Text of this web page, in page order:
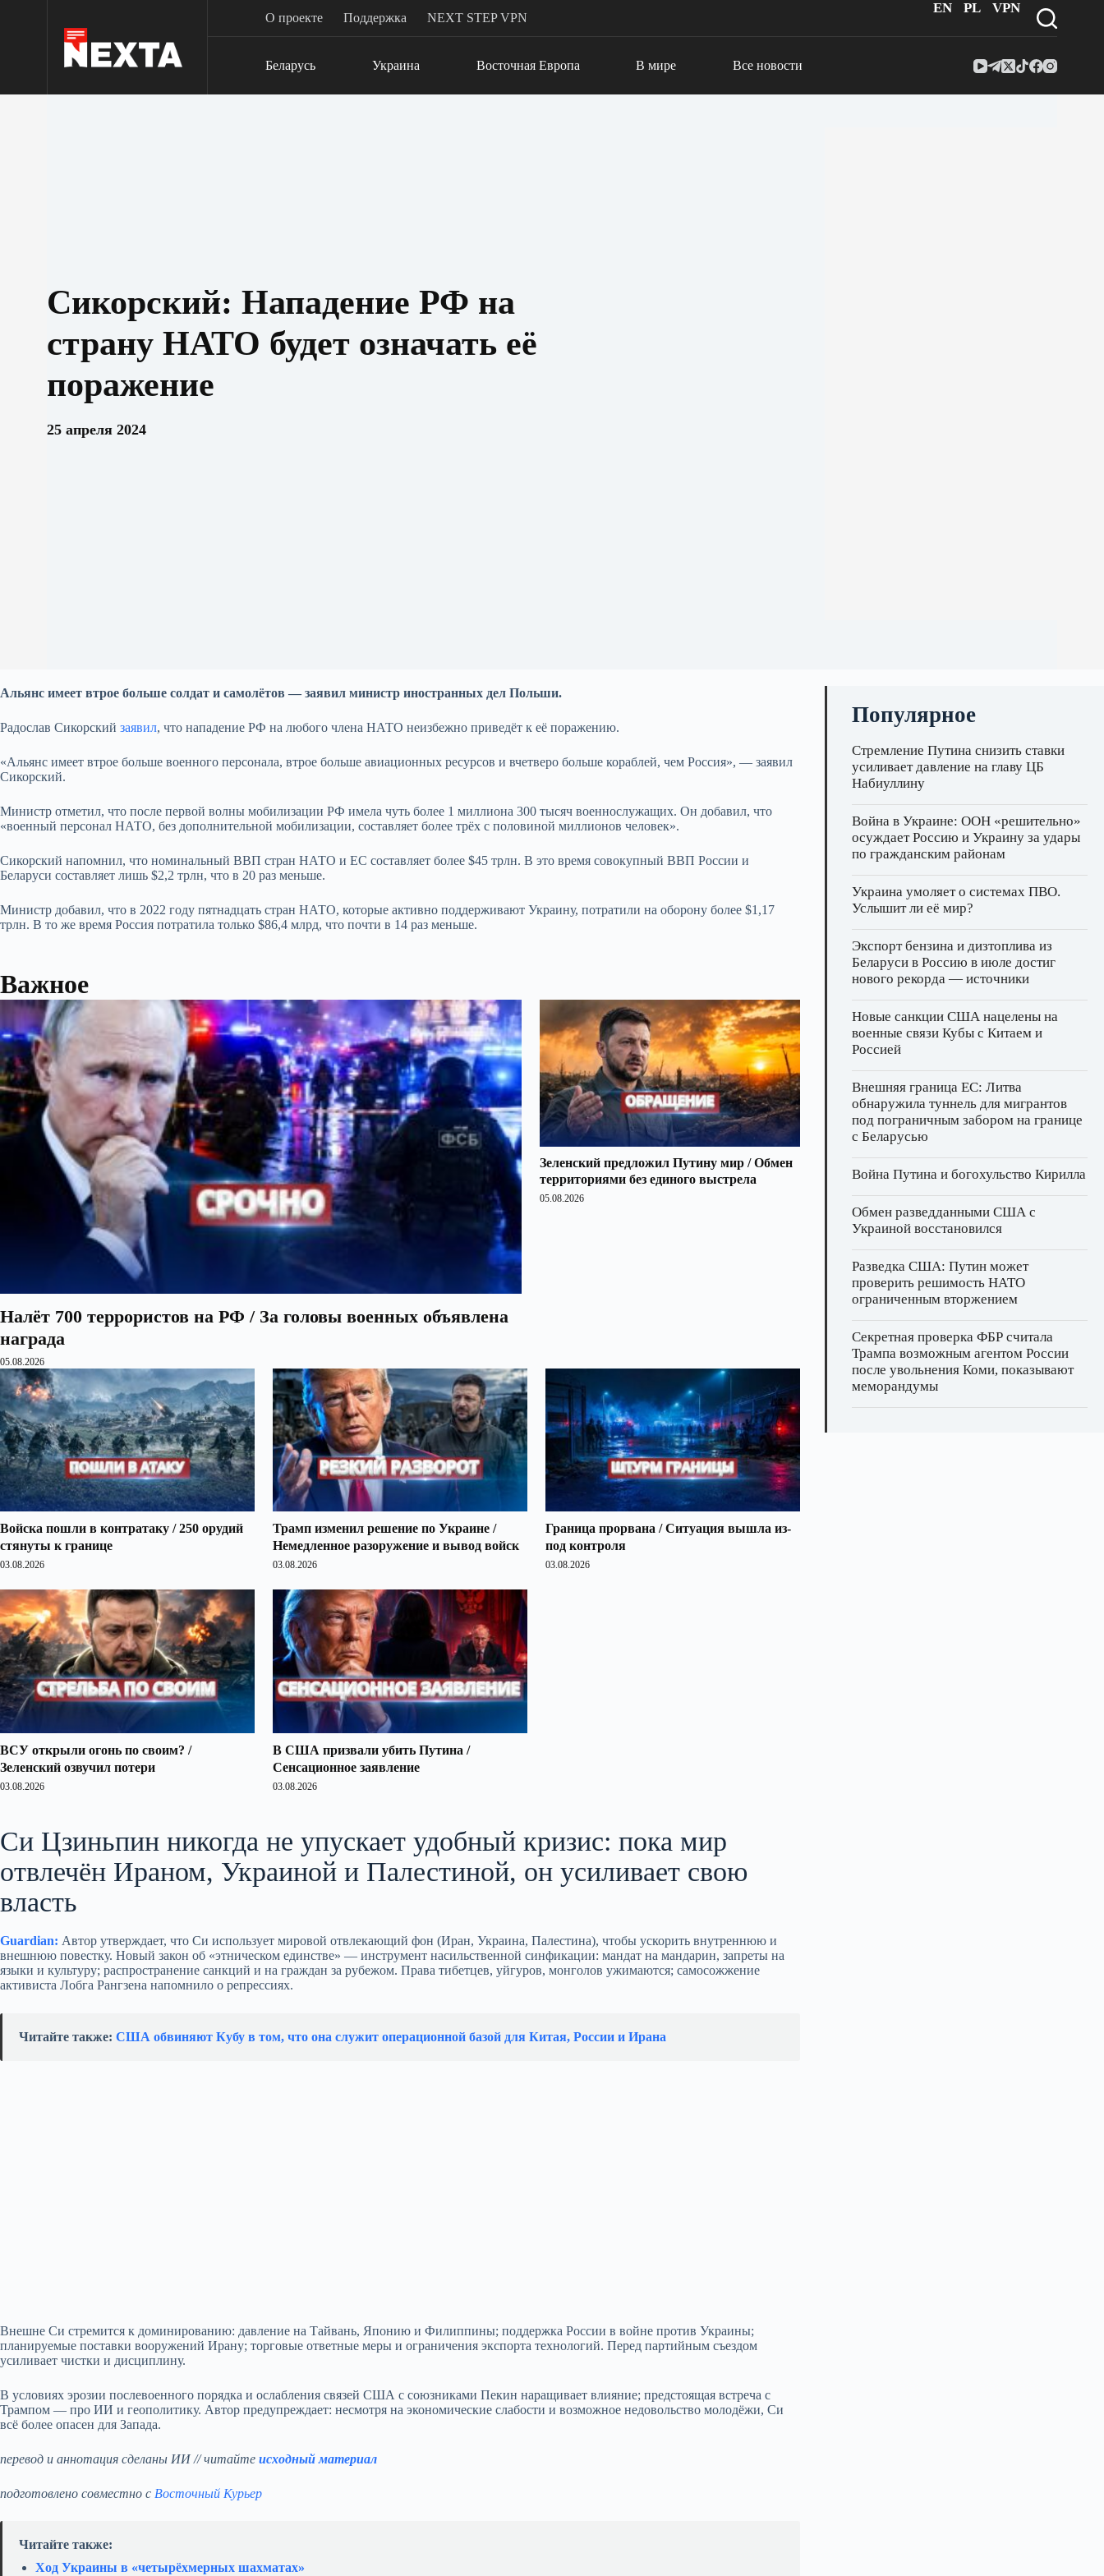
О проекте Поддержка NEXT STEP VPN
EN PL VPN
Беларусь Украина Восточная Европа В мире Все новости
Сикорский: Нападение РФ на
страну НАТО будет означать её
поражение
25 апреля 2024
Альянс имеет втрое больше солдат и самолётов — заявил министр иностранных дел Польши.
Радослав Сикорский заявил, что нападение РФ на любого члена НАТО неизбежно приведёт к её поражению.
«Альянс имеет втрое больше военного персонала, втрое больше авиационных ресурсов и вчетверо больше кораблей, чем Россия», — заявил
Сикорский.
Министр отметил, что после первой волны мобилизации РФ имела чуть более 1 миллиона 300 тысяч военнослужащих. Он добавил, что
«военный персонал НАТО, без дополнительной мобилизации, составляет более трёх с половиной миллионов человек».
Сикорский напомнил, что номинальный ВВП стран НАТО и ЕС составляет более $45 трлн. В это время совокупный ВВП России и
Беларуси составляет лишь $2,2 трлн, что в 20 раз меньше.
Министр добавил, что в 2022 году пятнадцать стран НАТО, которые активно поддерживают Украину, потратили на оборону более $1,17
трлн. В то же время Россия потратила только $86,4 млрд, что почти в 14 раз меньше.
Важное
Налёт 700 террористов на РФ / За головы военных объявлена
награда
05.08.2026
Зеленский предложил Путину мир / Обмен
территориями без единого выстрела
05.08.2026
Войска пошли в контратаку / 250 орудий
стянуты к границе
03.08.2026
Трамп изменил решение по Украине /
Немедленное разоружение и вывод войск
03.08.2026
Граница прорвана / Ситуация вышла из-
под контроля
03.08.2026
ВСУ открыли огонь по своим? /
Зеленский озвучил потери
03.08.2026
В США призвали убить Путина /
Сенсационное заявление
03.08.2026
Си Цзиньпин никогда не упускает удобный кризис: пока мир
отвлечён Ираном, Украиной и Палестиной, он усиливает свою
власть
Guardian: Автор утверждает, что Си использует мировой отвлекающий фон (Иран, Украина, Палестина), чтобы ускорить внутреннюю и
внешнюю повестку. Новый закон об «этническом единстве» — инструмент насильственной синфикации: мандат на мандарин, запреты на
языки и культуру; распространение санкций и на граждан за рубежом. Права тибетцев, уйгуров, монголов ужимаются; самосожжение
активиста Лобга Рангзена напомнило о репрессиях.
Читайте также: США обвиняют Кубу в том, что она служит операционной базой для Китая, России и Ирана
Внешне Си стремится к доминированию: давление на Тайвань, Японию и Филиппины; поддержка России в войне против Украины;
планируемые поставки вооружений Ирану; торговые ответные меры и ограничения экспорта технологий. Перед партийным съездом
усиливает чистки и дисциплину.
В условиях эрозии послевоенного порядка и ослабления связей США с союзниками Пекин наращивает влияние; предстоящая встреча с
Трампом — про ИИ и геополитику. Автор предупреждает: несмотря на экономические слабости и возможное недовольство молодёжи, Си
всё более опасен для Запада.
перевод и аннотация сделаны ИИ // читайте исходный материал
подготовлено совместно с Восточный Курьер
Читайте также:
Ход Украины в «четырёхмерных шахматах»
Популярное
Стремление Путина снизить ставки
усиливает давление на главу ЦБ
Набиуллину
Война в Украине: ООН «решительно»
осуждает Россию и Украину за удары
по гражданским районам
Украина умоляет о системах ПВО.
Услышит ли её мир?
Экспорт бензина и дизтоплива из
Беларуси в Россию в июле достиг
нового рекорда — источники
Новые санкции США нацелены на
военные связи Кубы с Китаем и
Россией
Внешняя граница ЕС: Литва
обнаружила туннель для мигрантов
под пограничным забором на границе
с Беларусью
Война Путина и богохульство Кирилла
Обмен разведданными США с
Украиной восстановился
Разведка США: Путин может
проверить решимость НАТО
ограниченным вторжением
Секретная проверка ФБР считала
Трампа возможным агентом России
после увольнения Коми, показывают
меморандумы